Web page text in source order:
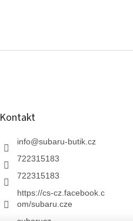
Kontakt
info@subaru-butik.cz
722315183
722315183
https://cs-cz.facebook.c
om/subaru.cze